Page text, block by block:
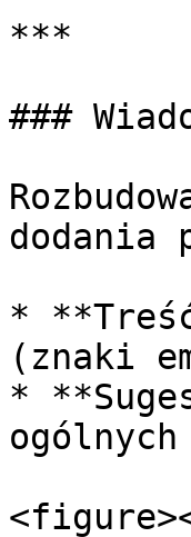
***
###
dodania
*
(znaki
*